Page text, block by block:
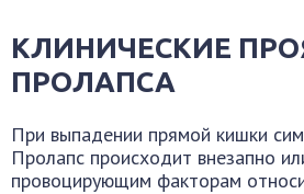
КЛИНИЧЕСКИЕ
ПРОЛАПСА
При выпадении прямой кишки
Пролапс происходит внезапно
провоцирующим факторам